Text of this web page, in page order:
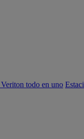
todo en uno